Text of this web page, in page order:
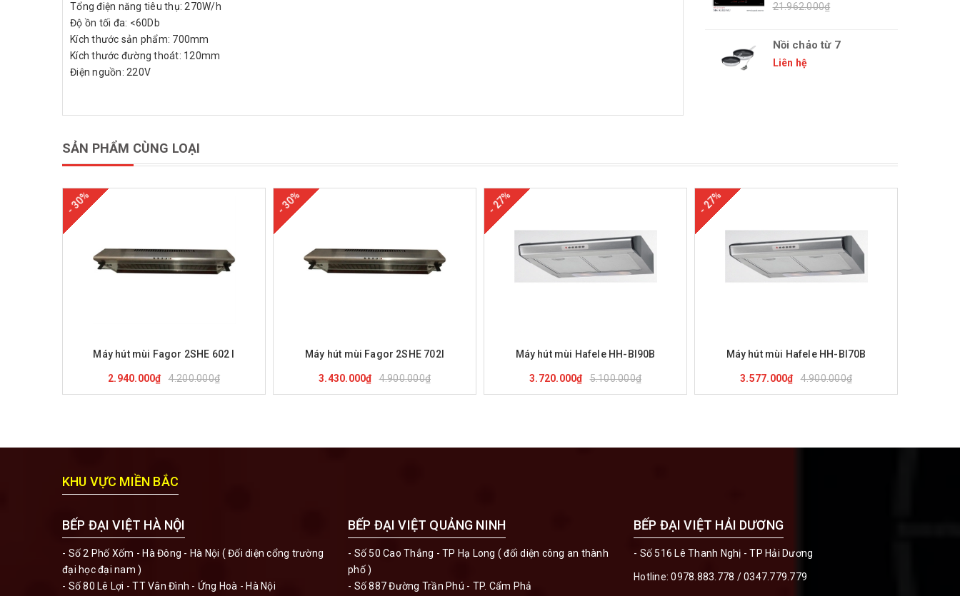
Tổng điện năng tiêu thụ: 270W/h
Độ ồn tối đa: <60Db
Kích thước sản phẩm: 700mm
Kích thước đường thoát: 120mm
Điện nguồn: 220V
21.962.000₫
Nồi chảo từ 7
Liên hệ
SẢN PHẨM CÙNG LOẠI
- 30%
Máy hút mùi Fagor 2SHE 602 I
2.940.000₫ 4.200.000₫
- 30%
Máy hút mùi Fagor 2SHE 702I
3.430.000₫ 4.900.000₫
- 27%
Máy hút mùi Hafele HH-BI90B
3.720.000₫ 5.100.000₫
- 27%
Máy hút mùi Hafele HH-BI70B
3.577.000₫ 4.900.000₫
KHU VỰC MIỀN BẮC
BẾP ĐẠI VIỆT HÀ NỘI
- Số 2 Phố Xốm - Hà Đông - Hà Nội ( Đối diện cổng trường
đại học đại nam )
- Số 80 Lê Lợi - TT Vân Đình - Ứng Hoà - Hà Nội
BẾP ĐẠI VIỆT QUẢNG NINH
- Số 50 Cao Thắng - TP Hạ Long ( đối diện công an thành
phố )
- Số 887 Đường Trần Phú - TP. Cẩm Phả
BẾP ĐẠI VIỆT HẢI DƯƠNG
- Số 516 Lê Thanh Nghị - TP Hải Dương
Hotline:0978.883.778 /0347.779.779